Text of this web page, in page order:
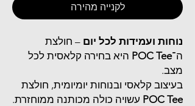
לקנייה מהירה
נוחות ועמידות לכל יום – חולצת
ה־POC Tee היא בחירה קלאסית לכל
מצב.
בעיצוב קלאסי ובנוחות יומיומית, חולצת
POC Tee עשויה כולה מכותנה ממוחזרת.